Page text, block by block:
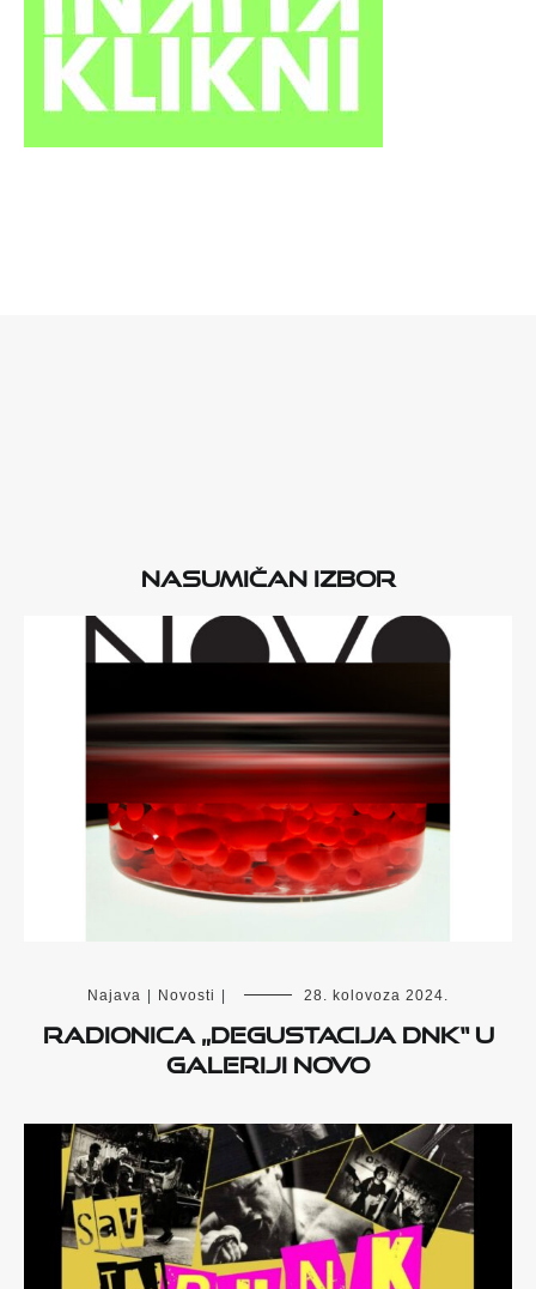
Nasumičan izbor
Najava Novosti 28. kolovoza 2024.
RADIONICA „DEGUSTACIJA DNK“ U
GALERIJI NOVO